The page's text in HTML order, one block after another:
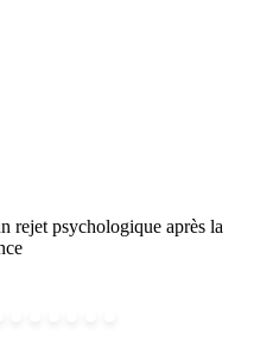
rejet psychologique après la